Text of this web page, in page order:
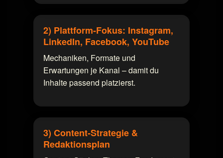
2) Plattform-Fokus: Instagram,
LinkedIn, Facebook, YouTube
Mechaniken, Formate und
Erwartungen je Kanal – damit du
Inhalte passend platzierst.
3) Content-Strategie &
Redaktionsplan